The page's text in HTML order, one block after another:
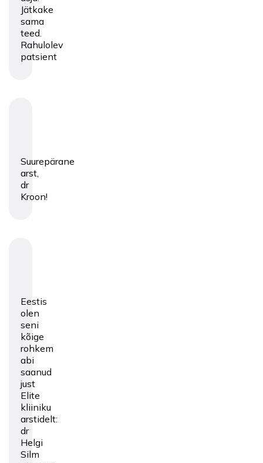
Jätkake
sama
teed.
Rahulolev
patsient
Suurepärane
arst,
dr
Kroon!
Eestis
olen
seni
kõige
rohkem
abi
saanud
just
Elite
kliiniku
arstidelt:
dr
Helgi
Silm